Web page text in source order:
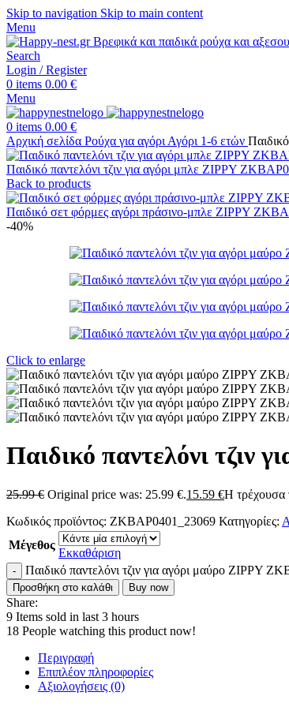
Skip to navigation Skip to main content
Menu
Search
Login / Register
0 items 0.00 €
Menu
0 items 0.00 €
Αρχική σελίδα Ρούχα για αγόρι Αγόρι 1-6 ετών
Παιδικό παντελόνι τζιν για αγόρι μπλε ZIPPY
Back to products
Παιδικό σετ φόρμες αγόρι πράσινο-μπλε ZIPPY
-40%
Click to enlarge
Παιδικό παντελόνι τζιν
25.99€ Original price was: 25.99 €.15.59 €Η τρέχουσα
Κωδικός προϊόντος: ZKBAP0401_23069 Κατηγορίες:
Μέγεθος
Εκκαθάριση
Παιδικό παντελόνι τζιν για αγόρι μαύρο ZIPPY
Προσθήκη στο καλάθι Buy now
Share:
9 Items sold in last 3 hours
18 People watching this product now!
Περιγραφή
Επιπλέον πληροφορίες
Αξιολογήσεις (0)